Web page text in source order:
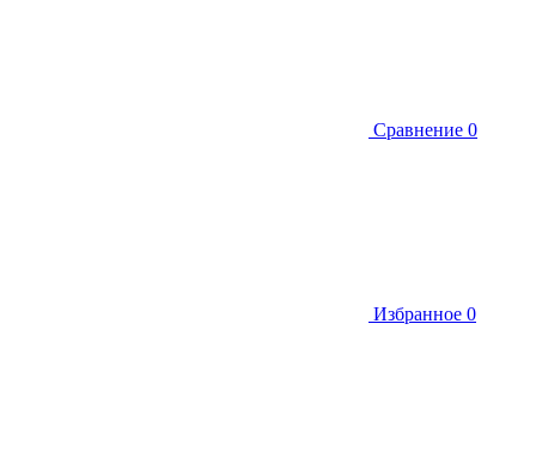
Сравнение 0
Избранное 0